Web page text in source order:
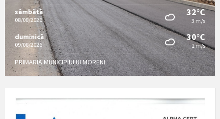
sâmbătă
08/08/2026
32°C
3 m/s
duminică
09/08/2026
30°C
1 m/s
PRIMARIA MUNICIPIULUI MORENI